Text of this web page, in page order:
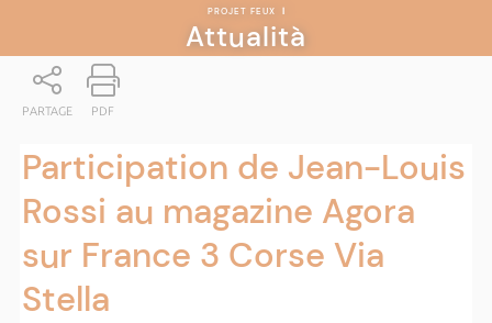
PROJET FEUX |
Attualità
PARTAGE PDF
Participation de Jean-Louis
Rossi au magazine Agora
sur France 3 Corse Via
Stella